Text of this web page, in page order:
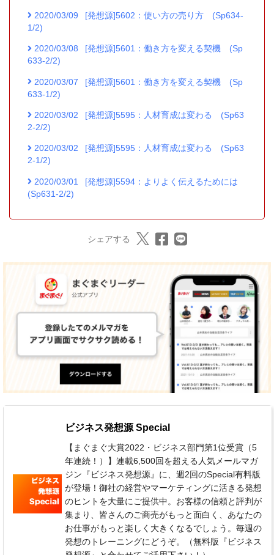
2020/03/09
[発想源]5602：使い方の売り方 (Sp634-
1/2)
2020/03/08
[発想源]5601：働き方を変える契機 (Sp
633-2/2)
2020/03/07
[発想源]5601：働き方を変える契機 (Sp
633-1/2)
2020/03/02
[発想源]5595：人材育成は変わる (Sp63
2-2/2)
2020/03/02
[発想源]5595：人材育成は変わる (Sp63
2-1/2)
2020/03/01
[発想源]5594：よりよく伝えるためには
(Sp631-2/2)
シェアする
ビジネス発想源 Special
【まぐまぐ大賞2022・ビジネス部門第1位受賞（5
年連続！）】連載6,500回を超える人気メールマガ
ジン『ビジネス発想源』に、週2回のSpecial有料版
が登場！御社の経営やマーケティングに活きる発想
のヒントを大量にご提供中。お客様の信頼と評判が
集まり、皆さんのご商売がもっと面白く、あなたの
お仕事がもっと楽しく大きくなるでしょう。毎週の
発想のトレーニングにどうぞ。（無料版『ビジネス